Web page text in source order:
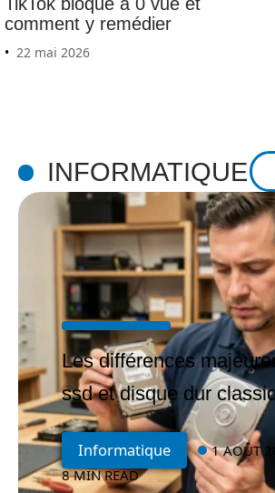
comment y remédier
22 mai 2026
INFORMATIQUE
Les différences
ssd et disque dur
Informatique
1 AOÛT
8 MIN READ